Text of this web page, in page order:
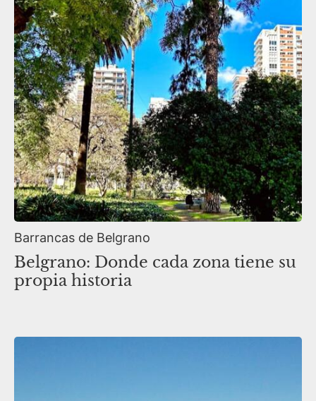
Barrancas de Belgrano
Belgrano: Donde cada zona tiene su
propia historia